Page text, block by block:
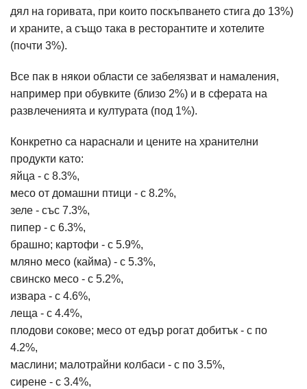
дял на горивата, при които поскъпването стига до 13%)
и храните, а също така в ресторантите и хотелите
(почти 3%).
Все пак в някои области се забелязват и намаления,
например при обувките (близо 2%) и в сферата на
развлеченията и културата (под 1%).
Конкретно са нараснали и цените на хранителни
продукти като:
яйца - с 8.3%,
месо от домашни птици - с 8.2%,
зеле - със 7.3%,
пипер - с 6.3%,
брашно; картофи - с 5.9%,
мляно месо (кайма) - с 5.3%,
свинско месо - с 5.2%,
извара - с 4.6%,
леща - с 4.4%,
плодови сокове; месо от едър рогат добитък - с по
4.2%,
маслини; малотрайни колбаси - с по 3.5%,
сирене - с 3.4%,